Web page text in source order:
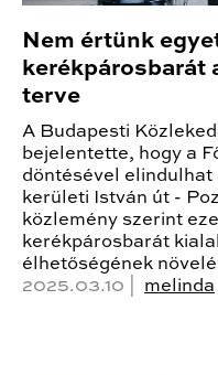
Nem értünk
kerékpárosbarát
terve
A Budapesti
bejelentette, hogy a
döntésével elindulhat
kerületi István út -
közlemény szerint
kerékpárosbarát
élhetőségének
2025.03.10 | melinda